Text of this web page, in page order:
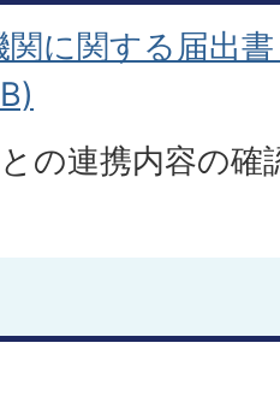
関に関する届出
の連携内容の